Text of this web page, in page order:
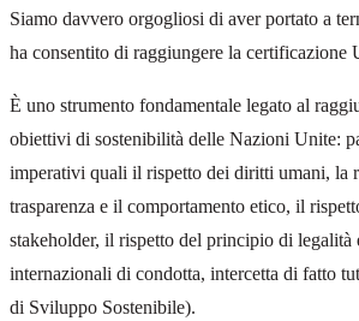
Siamo davvero orgogliosi di aver portato a
ha consentito di raggiungere la
È uno strumento fondamentale legato al
obiettivi di sostenibilità delle Nazioni Unite:
imperativi quali il rispetto dei diritti umani, la
trasparenza e il comportamento etico, il
stakeholder, il rispetto del principio di legalità
internazionali di condotta, intercetta di fatto
di Sviluppo Sostenibile).